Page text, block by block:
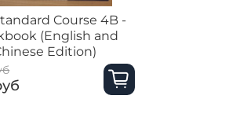
Course 4B -
(English and
Edition)